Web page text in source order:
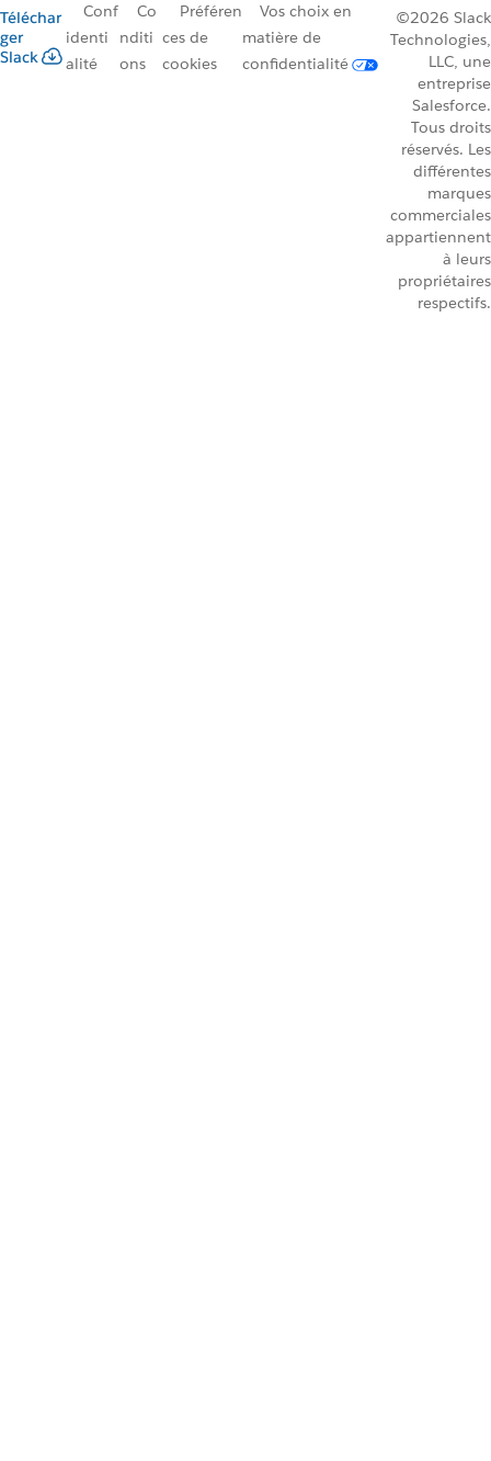
Téléchar
ger
Slack
Conf
identi
alité
Co
nditi
ons
Préféren
ces de
cookies
Vos choix en
matière de
confidentialité
©2026 Slack
Technologies,
LLC, une
entreprise
Salesforce.
Tous droits
réservés. Les
différentes
marques
commerciales
appartiennent
à leurs
propriétaires
respectifs.